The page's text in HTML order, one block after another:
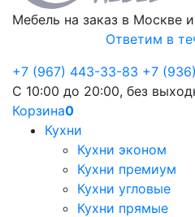
Мебель на заказ в Москве
Ответим в
+7 (967) 443-33-83 +7
С 10:00 до 20:00, без
Корзина0
Кухни
Кухни эконом
Кухни премиум
Кухни угловые
Кухни прямые